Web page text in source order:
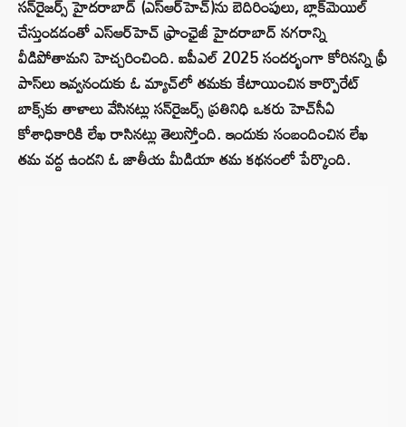
సన్‌రైజర్స్‌ హైదరాబాద్‌ (ఎస్‌ఆర్‌హెచ్‌)ను బెదిరింపులు, బ్లాక్‌మెయిల్
చేస్తుండడంతో ఎస్‌ఆర్‌హెచ్‌ ఫ్రాంఛైజీ హైదరాబాద్‌ నగరాన్ని
వీడిపోతామని హెచ్చరించింది. ఐపీఎల్ 2025 సందర్భంగా కోరినన్ని ఫ్రీ
పాస్‌లు ఇవ్వనందుకు ఓ మ్యాచ్‌లో తమకు కేటాయించిన కార్పొరేట్‌
బాక్స్‌కు తాళాలు వేసినట్లు సన్‌రైజర్స్‌ ప్రతినిధి ఒకరు హెచ్‌సీఏ
కోశాధికారికి లేఖ రాసినట్లు తెలుస్తోంది. ఇందుకు సంబందించిన లేఖ
తమ వద్ద ఉందని ఓ జాతీయ మీడియా తమ కథనంలో పేర్కొంది.